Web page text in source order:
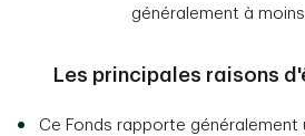
généralement à moins
Les principales raisons
Ce Fonds rapporte généralement